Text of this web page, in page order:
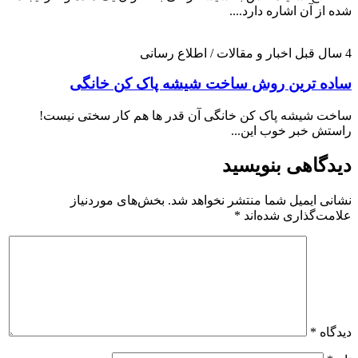
شده از آن اشاره دارد....
4 سال قبل اخبار و مقالات / اطلاع رسانی
ساده ترین روش ساخت شیشه پاک کن خانگی
ساخت شیشه پاک کن خانگی آن قدر ها هم کار سختی نیست!
راستش خبر خوب این...
دیدگاهی بنویسید
نشانی ایمیل شما منتشر نخواهد شد. بخش‌های موردنیاز
علامت‌گذاری شده‌اند *
دیدگاه *